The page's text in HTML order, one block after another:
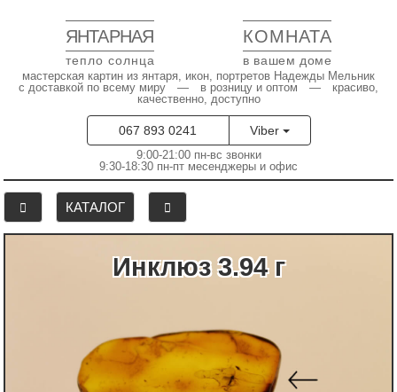
ЯНТАРНАЯ КОМНАТА
тепло солнца в вашем доме
мастерская картин из янтаря, икон, портретов Надежды Мельник
с доставкой по всему миру — в розницу и оптом — красиво,
качественно, доступно
067 893 0241 Viber
9:00-21:00 пн-вс звонки
9:30-18:30 пн-пт месенджеры и офис
КАТАЛОГ
Инклюз 3.94 г